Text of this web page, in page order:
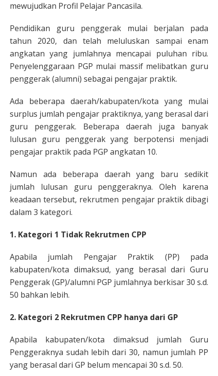
mewujudkan Profil Pelajar Pancasila.
Pendidikan guru penggerak mulai berjalan pada
tahun 2020, dan telah meluluskan sampai enam
angkatan yang jumlahnya mencapai puluhan ribu.
Penyelenggaraan PGP mulai massif melibatkan guru
penggerak (alumni) sebagai pengajar praktik.
Ada beberapa daerah/kabupaten/kota yang mulai
surplus jumlah pengajar praktiknya, yang berasal dari
guru penggerak. Beberapa daerah juga banyak
lulusan guru penggerak yang berpotensi menjadi
pengajar praktik pada PGP angkatan 10.
Namun ada beberapa daerah yang baru sedikit
jumlah lulusan guru penggeraknya. Oleh karena
keadaan tersebut, rekrutmen pengajar praktik dibagi
dalam 3 kategori.
1. Kategori 1 Tidak Rekrutmen CPP
Apabila jumlah Pengajar Praktik (PP) pada
kabupaten/kota dimaksud, yang berasal dari Guru
Penggerak (GP)/alumni PGP jumlahnya berkisar 30 s.d.
50 bahkan lebih.
2. Kategori 2 Rekrutmen CPP hanya dari GP
Apabila kabupaten/kota dimaksud jumlah Guru
Penggeraknya sudah lebih dari 30, namun jumlah PP
yang berasal dari GP belum mencapai 30 s.d. 50.